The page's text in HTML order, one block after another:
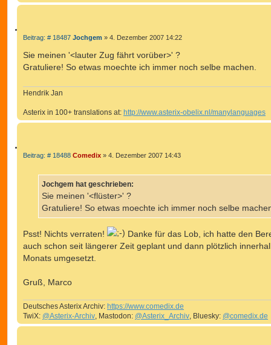
Z
T
I
R
N
Beitrag: # 18487B
r
Jochgem » 4. Dezember 2007 14:22
Sie meinen '<lauter Zug fährt vorüber>' ?
Gratuliere! So etwas moechte ich immer noch selbe machen.
Hendrik Jan
Asterix in 100+ translations at: http://www.asterix-obelix.nl/manylanguages
Z
N
Beitrag: # 18488B
r
a
Comedix » 4. Dezember 2007 14:43
Jochgem hat geschrieben:
Sie meinen '<flüster>' ?
Gratuliere! So etwas moechte ich immer noch selbe
Psst! Nichts verraten!
Danke für das Lob, ich hatte den
auch schon seit längerer Zeit geplant und dann plötzlich
Monats umgesetzt.
Gruß, Marco
Deutsches Asterix Archiv: https://www.comedix.de
TwiX: @Asterix-Archiv, Mastodon: @Asterix_Archiv, Bluesky: @comedix.de